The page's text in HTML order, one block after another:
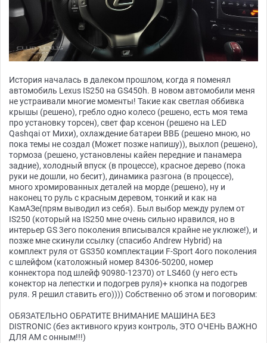
История началась в далеком прошлом, когда я поменял
автомобиль Lexus IS250 на GS450h. В новом автомобили меня
не устраивали многие моменты! Такие как светлая оббивка
крышы (решено), гребло одно колесо (решено, есть моя тема
про установку торсен), свет фар ксенон (решено на LED
Qashqai от Михи), охлаждение батареи ВВБ (решено мною, но
пока темы не создал (Может позже напишу)), выхлоп (решено),
тормоза (решено, установлены кайен передние и панамера
задние), холодный впуск (в процессе), красное дерево (пока
руки не дошли, но бесит), динамика разгона (в процессе),
много хромированных деталей на морде (решено), ну и
наконец то руль с красным деревом, тонкий и как на
КамАЗе(прям выводил из себя). Был выбор между рулем от
IS250 (который на IS250 мне очень сильно нравился, но в
интерьер GS 3его поколения вписывался крайне не уклюже!), и
позже мне скинули ссылку (спасибо Andrew Hybrid) на
комплект руля от GS350 комплектации F-Sport 4ого поколения
с шлейфом (католожный номер 84306-50200, номер
коннектора под шлейф 90980-12370) от LS460 (у него есть
конектор на лепестки и подогрев руля)+ кнопка на подогрев
руля. Я решил ставить его)))) Собственно об этом и поговорим:
ОБЯЗАТЕЛЬНО ОБРАТИТЕ ВНИМАНИЕ МАШИНА БЕЗ
DISTRONIC (без активного круиз контроль, ЭТО ОЧЕНЬ ВАЖНО
ДЛЯ АМ с онным!!!)